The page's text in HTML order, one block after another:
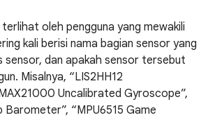
oleh pengguna yang mewakili
kali berisi nama bagian sensor yang
sensor, dan apakah sensor tersebut
Misalnya, “LIS2HH12
Uncalibrated Gyroscope”,
Barometer”, “MPU6515 Game